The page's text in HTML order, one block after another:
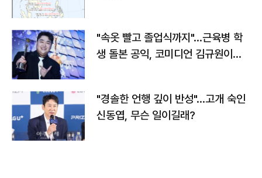
"속옷 빨고 졸업식까지"…근육병 학
생 돌본 공익, 코미디언 김규원이었
"경솔한 언행 깊이 반성"…고개 숙인
신동엽, 무슨 일이길래?